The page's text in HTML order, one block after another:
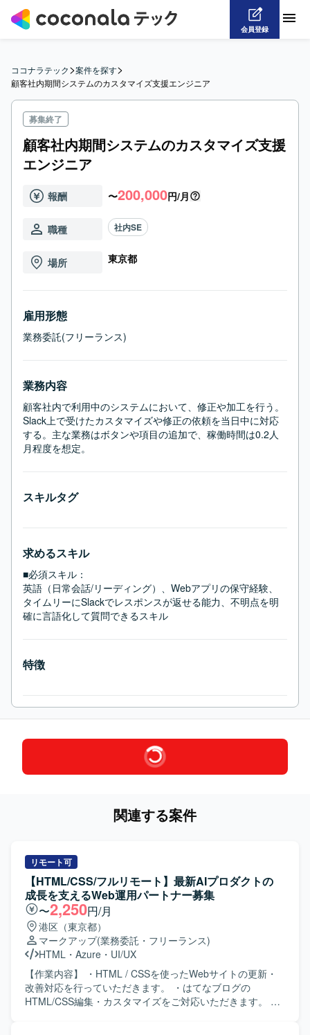
会員登録
ココナラテック>案件を探す>
顧客社内期間システムのカスタマイズ支援エンジニア
募集終了
顧客社内期間システムのカスタマイズ支援
エンジニア
報酬 〜200,000円/月
職種 社内SE
場所 東京都
雇用形態
業務委託(フリーランス)
業務内容
顧客社内で利用中のシステムにおいて、修正や加工を行う。
Slack上で受けたカスタマイズや修正の依頼を当日中に対応
する。主な業務はボタンや項目の追加で、稼働時間は0.2人
月程度を想定。
スキルタグ
求めるスキル
■必須スキル：
英語（日常会話/リーディング）、Webアプリの保守経験、
タイムリーにSlackでレスポンスが返せる能力、不明点を明
確に言語化して質問できるスキル
特徴
関連する案件
リモート可
【HTML/CSS/フルリモート】最新AIプロダクトの
成長を支えるWeb運用パートナー募集
〜2,250円/月
港区（東京都）
マークアップ(業務委託・フリーランス)
HTML ・ Azure ・ UI/UX
【作業内容】 ・HTML / CSSを使ったWebサイトの更新・
改善対応を行っていただきます。 ・はてなブログの
HTML/CSS編集・カスタマイズをご対応いただきます。 ・